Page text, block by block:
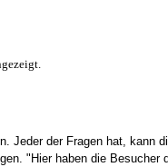
Jeder der Fragen hat, kann
"Hier haben die